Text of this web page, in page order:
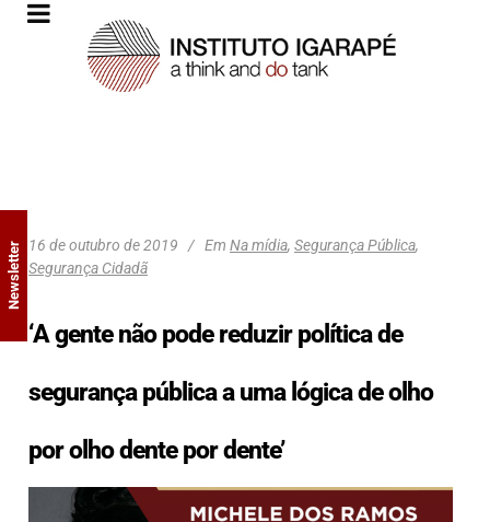
16 de outubro de 2019 Em Na mídia, Segurança Pública,
Segurança Cidadã
‘A gente não pode reduzir política de
segurança pública a uma lógica de olho
por olho dente por dente’
Newsletter